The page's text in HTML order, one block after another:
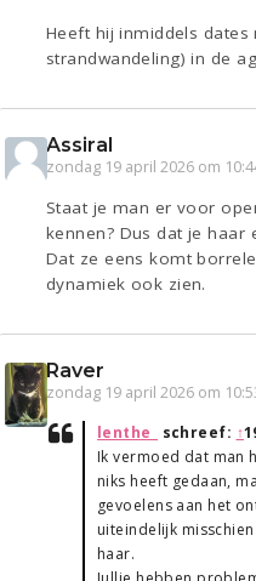
Heeft hij inmiddels
strandwandeling) in de
Assiral
zondag 19 april 2026 om
Staat je man er voor
kennen? Dus dat je haar
Dat ze eens komt
dynamiek ook zien.
Raver
zondag 19 april 2026 om
lenthe_
schreef: ↑
Ik vermoed dat man
niks heeft gedaan,
gevoelens aan het
uiteindelijk
haar.